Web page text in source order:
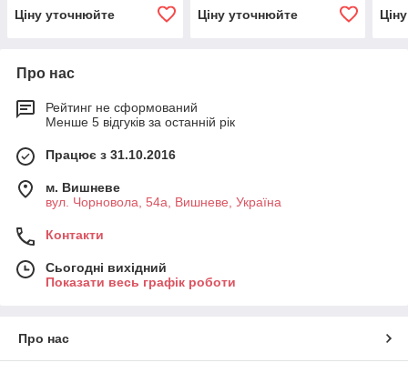
Ціну уточнюйте
Ціну уточнюйте
Про нас
Рейтинг не сформований
Менше 5 відгуків за останній рік
Працює з 31.10.2016
м. Вишневе
вул. Чорновола, 54а, Вишневе, Україна
Контакти
Сьогодні вихідний
Показати весь графік роботи
Про нас